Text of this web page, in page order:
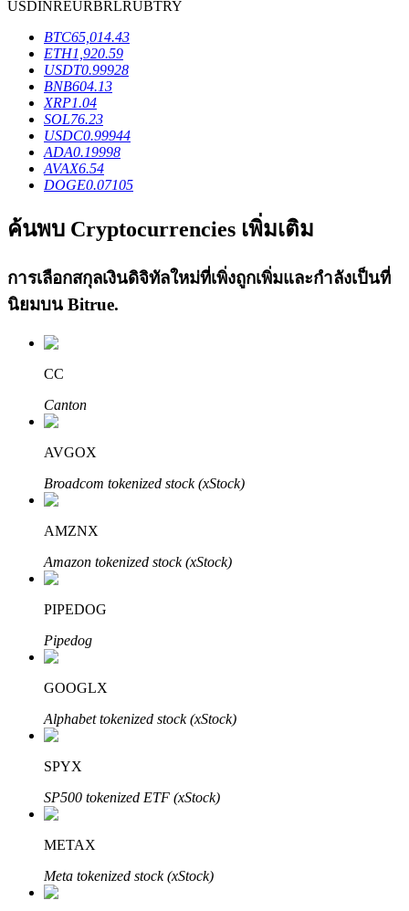
ลงทุนอัตโนมัติ
คว้าผลกำไรระยะยาวและผลประโยชน์ที่ยืดหยุ่น
เรียนรู้ Staking
เรียนรู้เกี่ยวกับการสร้างรายได้แบบพาสซีฟ
Bitrue
พันธมิตร Bitrue
พันธมิตร Bitrue
มากถึง 65% คอมมิชชั่น!
USDINREURBRLRUBTRY
BTC65,014.43
ETH1,920.59
USDT0.99928
BNB604.13
XRP1.04
SOL76.23
USDC0.99944
ADA0.19998
AVAX6.54
DOGE0.07105
ค้นพบ Cryptocurrencies เพิ่มเติม
การเลือกสกุลเงินดิจิทัลใหม่ที่เพิ่งถูกเพิ่มและกำลังเป็นที่
นิยมบน Bitrue.
CC
Canton
AVGOX
Broadcom tokenized stock (xStock)
AMZNX
Amazon tokenized stock (xStock)
PIPEDOG
Pipedog
GOOGLX
Alphabet tokenized stock (xStock)
SPYX
SP500 tokenized ETF (xStock)
METAX
Meta tokenized stock (xStock)